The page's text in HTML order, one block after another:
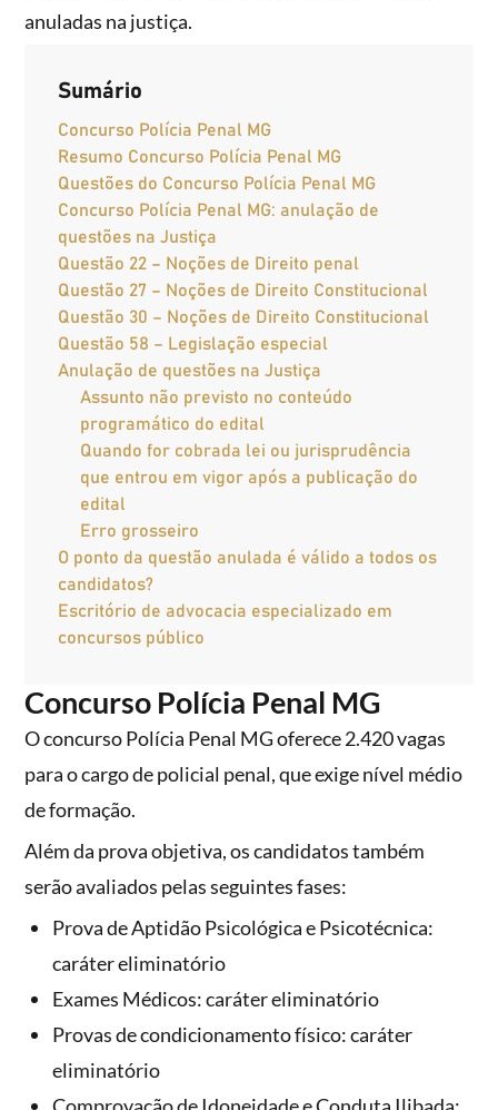
anuladas na justiça.
Sumário
Concurso Polícia Penal MG
Resumo Concurso Polícia Penal MG
Questões do Concurso Polícia Penal MG
Concurso Polícia Penal MG: anulação de
questões na Justiça
Questão 22 – Noções de Direito penal
Questão 27 – Noções de Direito Constitucional
Questão 30 – Noções de Direito Constitucional
Questão 58 – Legislação especial
Anulação de questões na Justiça
Assunto não previsto no conteúdo
programático do edital
Quando for cobrada lei ou jurisprudência
que entrou em vigor após a publicação do
edital
Erro grosseiro
O ponto da questão anulada é válido a todos os
candidatos?
Escritório de advocacia especializado em
concursos público
Concurso Polícia Penal MG
O concurso Polícia Penal MG oferece 2.420 vagas
para o cargo de policial penal, que exige nível médio
de formação.
Além da prova objetiva, os candidatos também
serão avaliados pelas seguintes fases:
Prova de Aptidão Psicológica e Psicotécnica:
caráter eliminatório
Exames Médicos: caráter eliminatório
Provas de condicionamento físico: caráter
eliminatório